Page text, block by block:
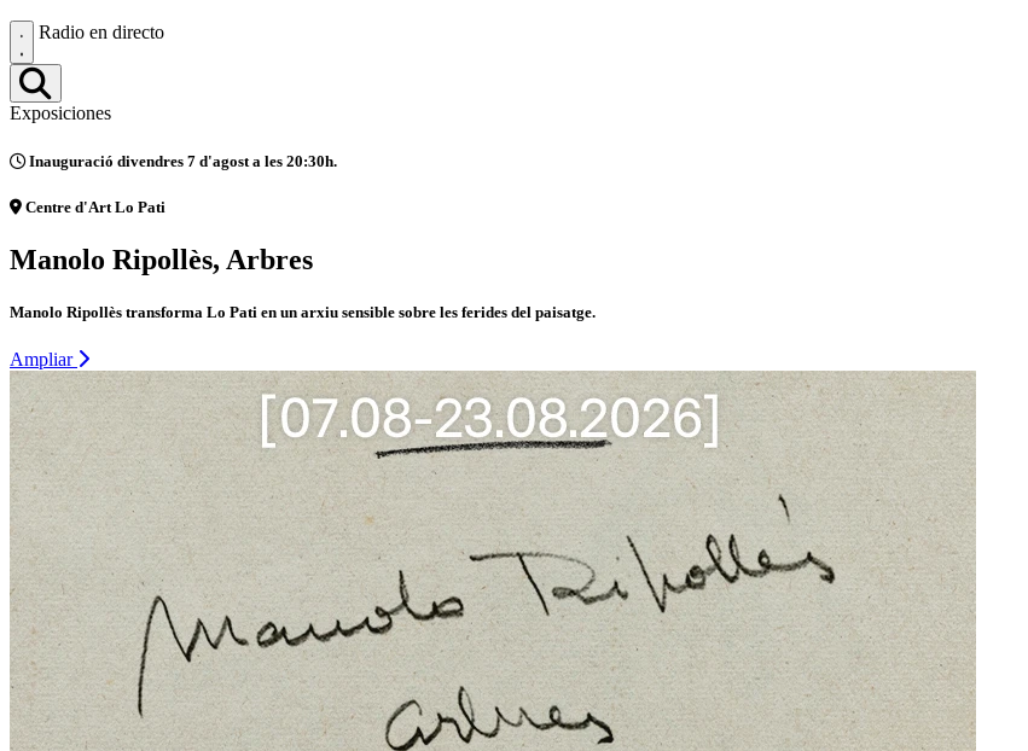
Radio en directo
Exposiciones
Inauguració divendres 7 d'agost a les 20:30h.
Centre d'Art Lo Pati
Manolo Ripollès, Arbres
Manolo Ripollès transforma Lo Pati en un arxiu sensible sobre les ferides del paisatge.
Ampliar